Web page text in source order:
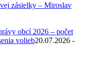
zásielky – Miroslav
obcí 2026 – počet
volieb20.07.2026 -